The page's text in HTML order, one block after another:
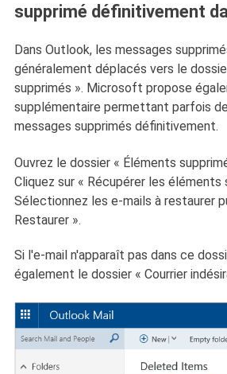
supprimé définitivement
Dans Outlook, les messages
généralement déplacés vers le
supprimés ». Microsoft propose
supplémentaire permettant parfois
messages supprimés définitivement.
Ouvrez le dossier « Éléments
Cliquez sur « Récupérer les éléments
Sélectionnez les e-mails à restaurer
Restaurer ».
Si l'e-mail n'apparaît pas dans ce
également le dossier « Courrier